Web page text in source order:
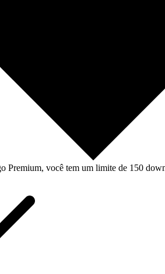
Premium, você tem um limite de 150